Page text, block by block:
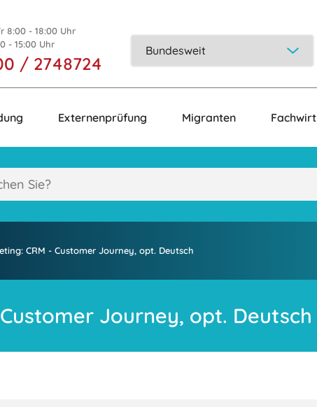
8:00 - 18:00 Uhr
- 15:00 Uhr
/ 2748724
Externenprüfung Migranten Fachwirt
CRM - Customer Journey, opt. Deutsch
Journey, opt. Deutsch